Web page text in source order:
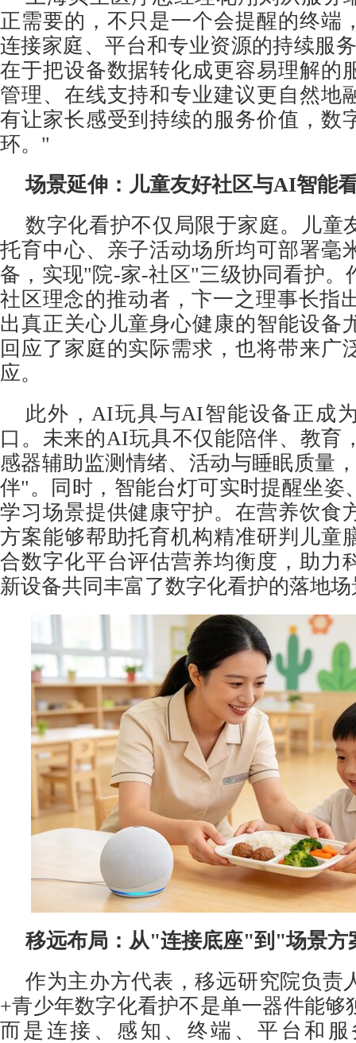
正需要的，不只是一个会提醒的终端
连接家庭、平台和专业资源的持续服
在于把设备数据转化成更容易理解的
管理、在线支持和专业建议更自然地
有让家长感受到持续的服务价值，数
环。"
场景延伸：儿童友好社区与AI智能
数字化看护不仅局限于家庭。儿童
托育中心、亲子活动场所均可部署毫
备，实现"院-家-社区"三级协同看护。
社区理念的推动者，卞一之理事长指
出真正关心儿童身心健康的智能设备
回应了家庭的实际需求，也将带来广
应。
此外，AI玩具与AI智能设备正成
口。未来的AI玩具不仅能陪伴、教育
感器辅助监测情绪、活动与睡眠质量
伴"。同时，智能台灯可实时提醒坐姿
学习场景提供健康守护。在营养饮食
方案能够帮助托育机构精准研判儿童
合数字化平台评估营养均衡度，助力
新设备共同丰富了数字化看护的落地
移远布局：从"连接底座"到"场景方
作为主办方代表，移远研究院负责
+青少年数字化看护不是单一器件能够
而是连接、感知、终端、平台和